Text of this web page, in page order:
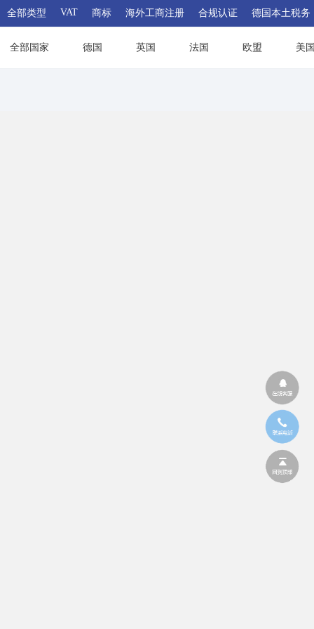
全部类型 VAT 商标 海外工商注册 合规认证 德国本土税务
全部国家 德国 英国 法国 欧盟 美